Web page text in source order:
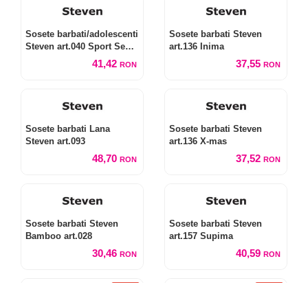
Sosete barbati/adolescenti
Steven art.040 Sport Semi-
41,42 RON
Sosete barbati Steven
art.136 Inima
37,55 RON
Sosete barbati Lana
Steven art.093
48,70 RON
Sosete barbati Steven
art.136 X-mas
37,52 RON
Sosete barbati Steven
Bamboo art.028
30,46 RON
Sosete barbati Steven
art.157 Supima
40,59 RON